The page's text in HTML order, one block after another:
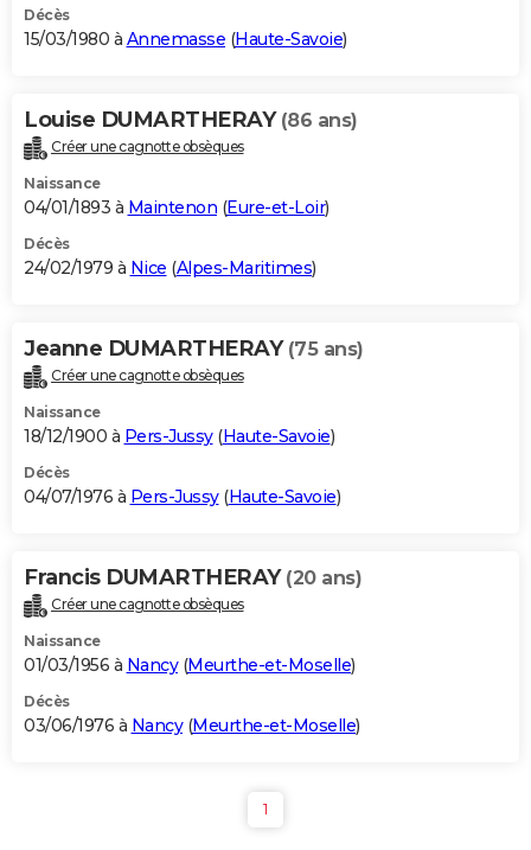
Décès
15/03/1980 à Annemasse (Haute-Savoie)
Louise DUMARTHERAY (86 ans)
Créer une cagnotte obsèques
Naissance
04/01/1893 à Maintenon (Eure-et-Loir)
Décès
24/02/1979 à Nice (Alpes-Maritimes)
Jeanne DUMARTHERAY (75 ans)
Créer une cagnotte obsèques
Naissance
18/12/1900 à Pers-Jussy(Haute-Savoie)
Décès
04/07/1976 à Pers-Jussy(Haute-Savoie)
Francis DUMARTHERAY (20 ans)
Créer une cagnotte obsèques
Naissance
01/03/1956 à Nancy(Meurthe-et-Moselle)
Décès
03/06/1976 à Nancy(Meurthe-et-Moselle)
1